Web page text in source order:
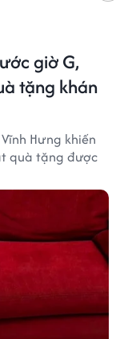
giờ G,
tặng khán
Hưng khiến
quà tặng được